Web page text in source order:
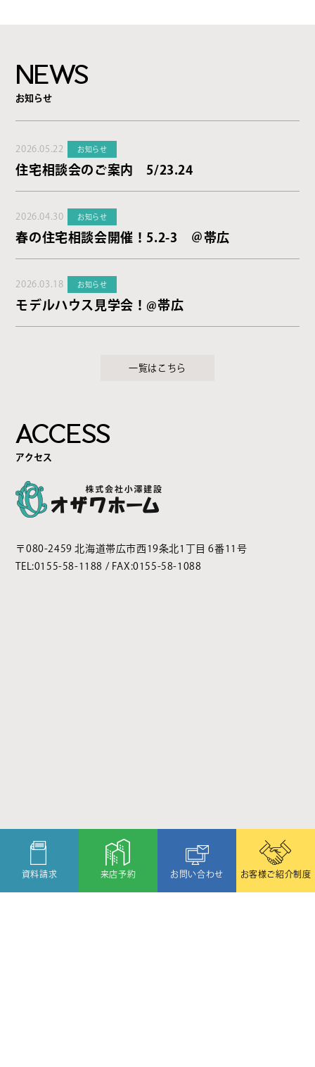
資料請求 来店予約 お問い合わせ お客様ご紹介制度
NEWS
お知らせ
2026.05.22 お知らせ
住宅相談会のご案内 5/23.24
2026.04.30 お知らせ
春の住宅相談会開催！5.2-3 ＠帯広
2026.03.18 お知らせ
モデルハウス見学会！@帯広
一覧はこちら
ACCESS
アクセス
〒080-2459 北海道帯広市西19条北1丁目 6番11号
TEL:0155-58-1188 / FAX:0155-58-1088